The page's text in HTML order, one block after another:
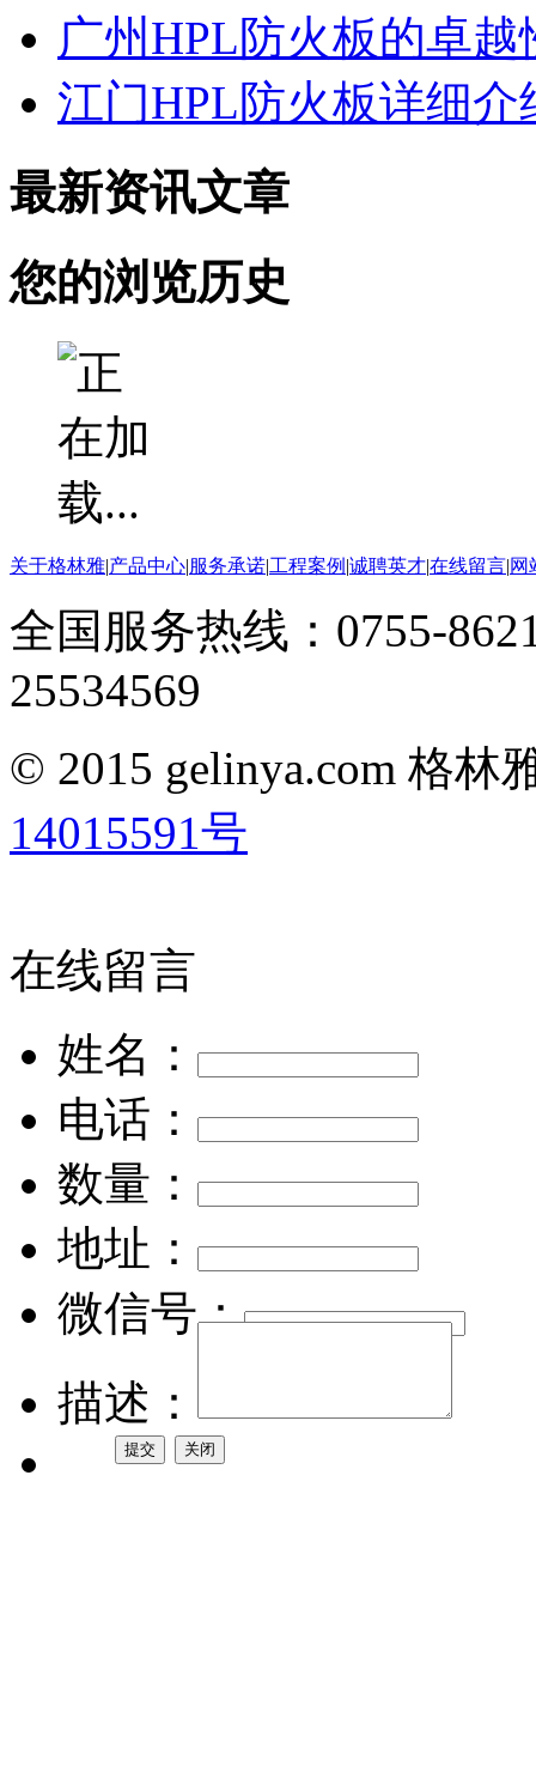
广州HPL防火板的卓
江门HPL防火板详细介
最新资讯文章
您的浏览历史
关于格林雅|产品中心|服务承诺|工程案例 |诚聘英才|在线留言|网
全国服务热线：0755-
25534569
© 2015 gelinya.com 格
14015591号
在线留言
姓名：
电话：
数量：
地址：
微信号：
描述：